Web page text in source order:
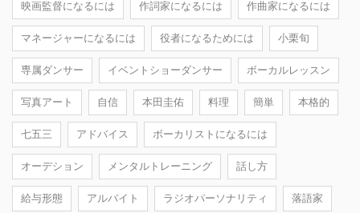
映画監督になるには 作詞家になるには 作曲家になるには
マネージャーになるには 役者になるためには 小栗旬
専属ダンサー イベントショーダンサー ボーカルレッスン
写真アート 自信 本田圭佑 料理 簡単 本格的
七五三 アドバイス ボーカリストになるには
オーデション メンタルトレーニング 話し方
給与形態 アルバイト ラジオパーソナリティ 落語家